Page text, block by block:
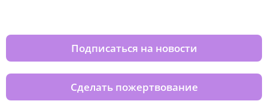
Подписаться на новости
Сделать пожертвование